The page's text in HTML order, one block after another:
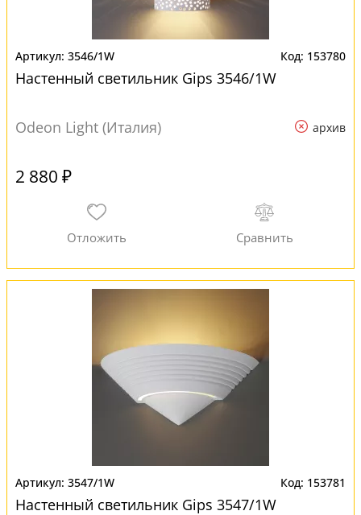
3546/1W 153780
Настенный светильник Gips 3546/1W
Odeon Light (Италия) архив
2 880 ₽
3547/1W 153781
Настенный светильник Gips 3547/1W